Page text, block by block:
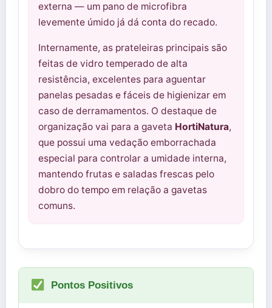
externa — um pano de microfibra
levemente úmido já dá conta do recado.
Internamente, as prateleiras principais são
feitas de vidro temperado de alta
resistência, excelentes para aguentar
panelas pesadas e fáceis de higienizar em
caso de derramamentos. O destaque de
organização vai para a gaveta HortiNatura,
que possui uma vedação emborrachada
especial para controlar a umidade interna,
mantendo frutas e saladas frescas pelo
dobro do tempo em relação a gavetas
comuns.
Pontos Positivos